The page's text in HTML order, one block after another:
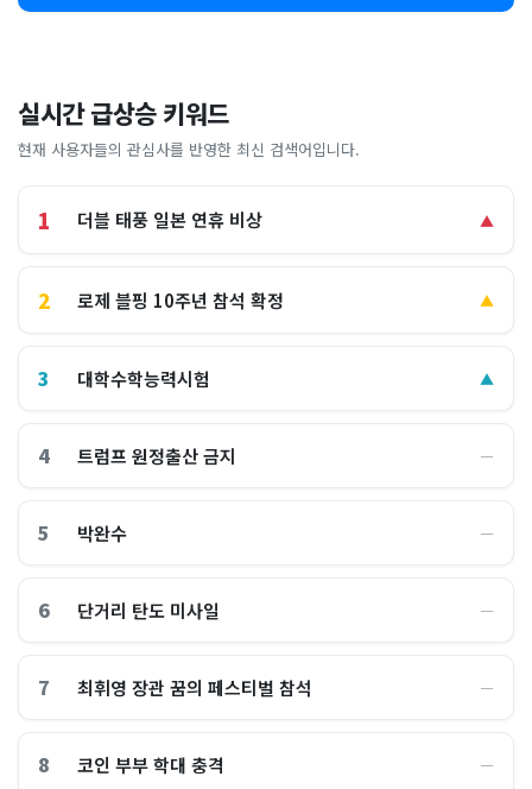
실시간 급상승 키워드
현재 사용자들의 관심사를 반영한 최신 검색어입니다.
1 더블 태풍 일본 연휴 비상 ▲
2 로제 블핑 10주년 참석 확정 ▲
3 대학수학능력시험 ▲
4 트럼프 원정출산 금지 ―
5 박완수 ―
6 단거리 탄도 미사일 ―
7 최휘영 장관 꿈의 페스티벌 참석 ―
8 코인 부부 학대 충격 ―